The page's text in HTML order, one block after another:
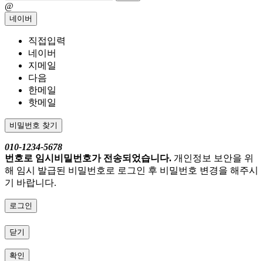
@
네이버
직접입력
네이버
지메일
다음
한메일
핫메일
비밀번호 찾기
010-1234-5678
번호로 임시비밀번호가 전송되었습니다. 개인정보 보안을 위
해 임시 발급된 비밀번호로 로그인 후 비밀번호 변경을 해주시
기 바랍니다.
로그인
닫기
확인